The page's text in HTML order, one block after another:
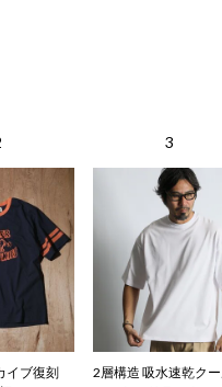
イブ復刻
2層構造 吸水速乾ク